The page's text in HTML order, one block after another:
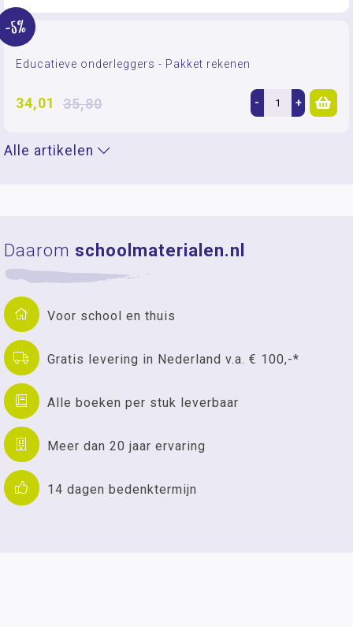
-5%
Educatieve onderleggers - Pakket rekenen
34,01 35,80 - +
Alle artikelen
Daarom schoolmaterialen.nl
Voor school en thuis
Gratis levering in Nederland v.a. € 100,-*
Alle boeken per stuk leverbaar
Meer dan 20 jaar ervaring
14 dagen bedenktermijn